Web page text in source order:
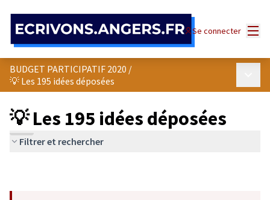
Se connecter
BUDGET PARTICIPATIF 2020 /
💡 Les 195 idées déposées
💡 Les 195 idées déposées
Filtrer et rechercher